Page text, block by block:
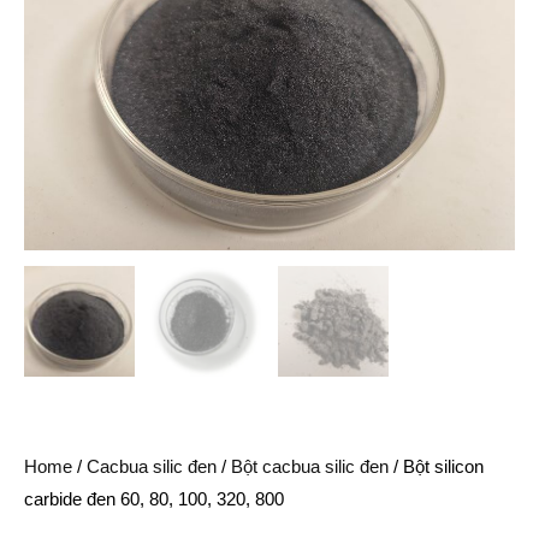
Home / Cacbua silic đen / Bột cacbua silic đen / Bột silicon
carbide đen 60, 80, 100, 320, 800